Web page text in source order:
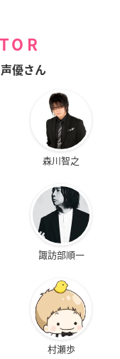
優さん
森川智之
諏訪部順一
村瀬歩